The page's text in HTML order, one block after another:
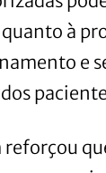
à
e
reforçou